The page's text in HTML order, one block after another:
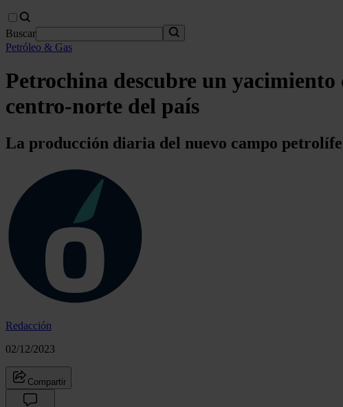
Buscar
Petróleo & Gas
Petrochina descubre un yacimiento
centro-norte del país
La producción diaria del nuevo campo
Redacción
02/12/2023
Compartir